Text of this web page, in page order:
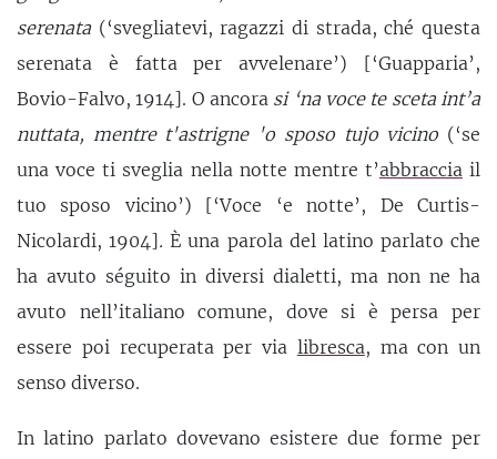
serenata(‘svegliatevi, ragazzi di strada, ché questa
serenata è fatta per avvelenare’) [‘Guapparia’,
Bovio-Falvo, 1914]. O ancora si ‘na voce te sceta int’a
nuttata, mentre t'astrigne 'o sposo tujo vicino (‘se
una voce ti sveglia nella notte mentre t’abbraccia il
tuo sposo vicino’) [‘Voce ‘e notte’, De Curtis-
Nicolardi, 1904]. È una parola del latino parlato che
ha avuto séguito in diversi dialetti, ma non ne ha
avuto nell’italiano comune, dove si è persa per
essere poi recuperata per via libresca, ma con un
senso diverso.
In latino parlato dovevano esistere due forme per